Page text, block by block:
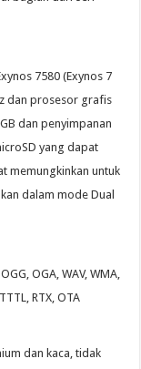
7580 (Exynos 7
dan prosesor grafis
dan penyimpanan
yang dapat
memungkinkan untuk
dalam mode Dual
OGA, WAV, WMA,
RTX, OTA
dan kaca, tidak